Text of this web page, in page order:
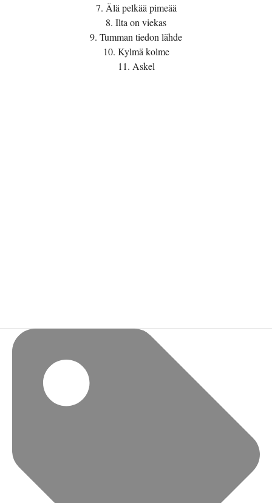
7. Älä pelkää pimeää
8. Ilta on viekas
9. Tumman tiedon lähde
10. Kylmä kolme
11. Askel